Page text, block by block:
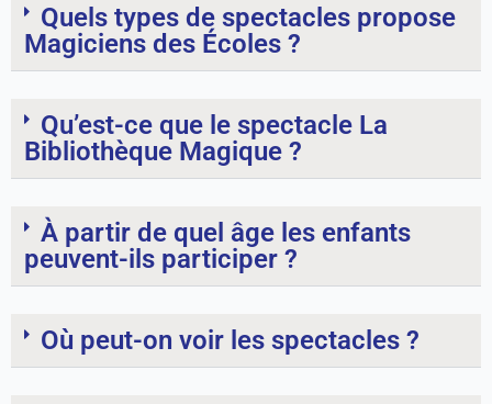
Quels types de spectacles propose
Magiciens des Écoles ?
Qu’est-ce que le spectacle La
Bibliothèque Magique ?
À partir de quel âge les enfants
peuvent-ils participer ?
Où peut-on voir les spectacles ?